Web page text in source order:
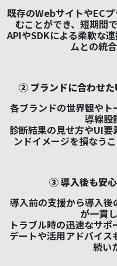
既存のWebサイトやEC
むことができ、短期間
APIやSDKによる柔軟な
ムとの統
② ブランドに合わせ
各ブランドの世界観やト
導線設
診断結果の見せ方やUI
ンドイメージを損なう
③ 導入後も安
導入前の支援から導入
が一貫
トラブル時の迅速なサ
デートや活用アドバイ
続い